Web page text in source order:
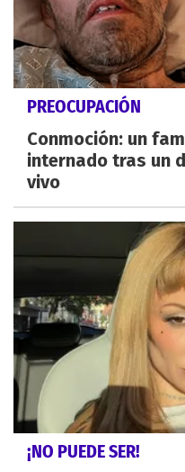
PREOCUPACIÓN
Conmoción: un
internado tras un
vivo
¡NO PUEDE SER!